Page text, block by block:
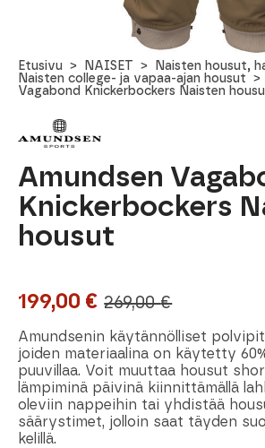
Etusivu NAISET
Naisten housut,
Naisten college- ja vapaa-ajan housut
Vagabond Knickerbockers Naisten
Amundsen
Knickerbockers
housut
269,00€
Alkuperäinen
hinta
oli:
269,00 €.
199,00 €
Nykyinen
hinta
on:
199,00 €.
Amundsenin käytännölliset
joiden materiaalina on käytetty
puuvillaa. Voit muuttaa housut
lämpiminä päivinä kiinnittämällä
oleviin nappeihin tai yhdistää
säärystimet, jolloin saat täyden
kelillä.